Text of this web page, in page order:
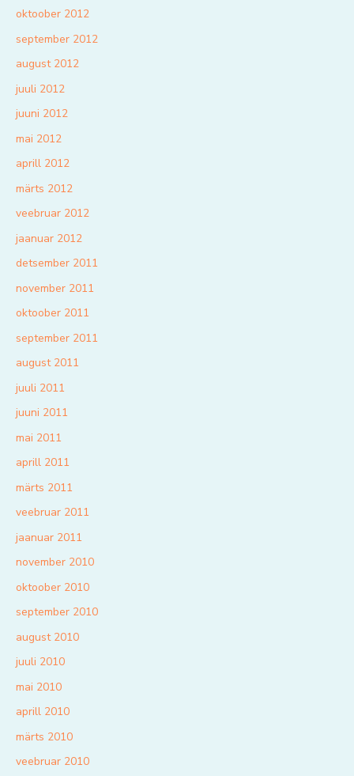
oktoober 2012
september 2012
august 2012
juuli 2012
juuni 2012
mai 2012
aprill 2012
märts 2012
veebruar 2012
jaanuar 2012
detsember 2011
november 2011
oktoober 2011
september 2011
august 2011
juuli 2011
juuni 2011
mai 2011
aprill 2011
märts 2011
veebruar 2011
jaanuar 2011
november 2010
oktoober 2010
september 2010
august 2010
juuli 2010
mai 2010
aprill 2010
märts 2010
veebruar 2010